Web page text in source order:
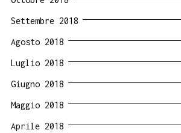
Settembre 2018
Agosto 2018
Luglio 2018
Giugno 2018
Maggio 2018
Aprile 2018